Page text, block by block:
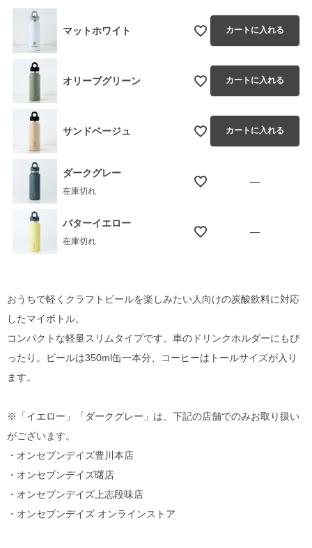
マットホワイト カートに入れる
オリーブグリーン カートに入れる
サンドベージュ カートに入れる
ダークグレー
在庫切れ
—
バターイエロー
在庫切れ
—
おうちで軽くクラフトビールを楽しみたい人向けの炭酸飲料に対応
したマイボトル。
コンパクトな軽量スリムタイプです。車のドリンクホルダーにもぴ
ったり。ビールは350ml缶一本分、コーヒーはトールサイズが入り
ます。
※「イエロー」「ダークグレー」は、下記の店舗でのみお取り扱い
がございます。
・オンセブンデイズ豊川本店
・オンセブンデイズ曙店
・オンセブンデイズ上志段味店
・オンセブンデイズ オンラインストア